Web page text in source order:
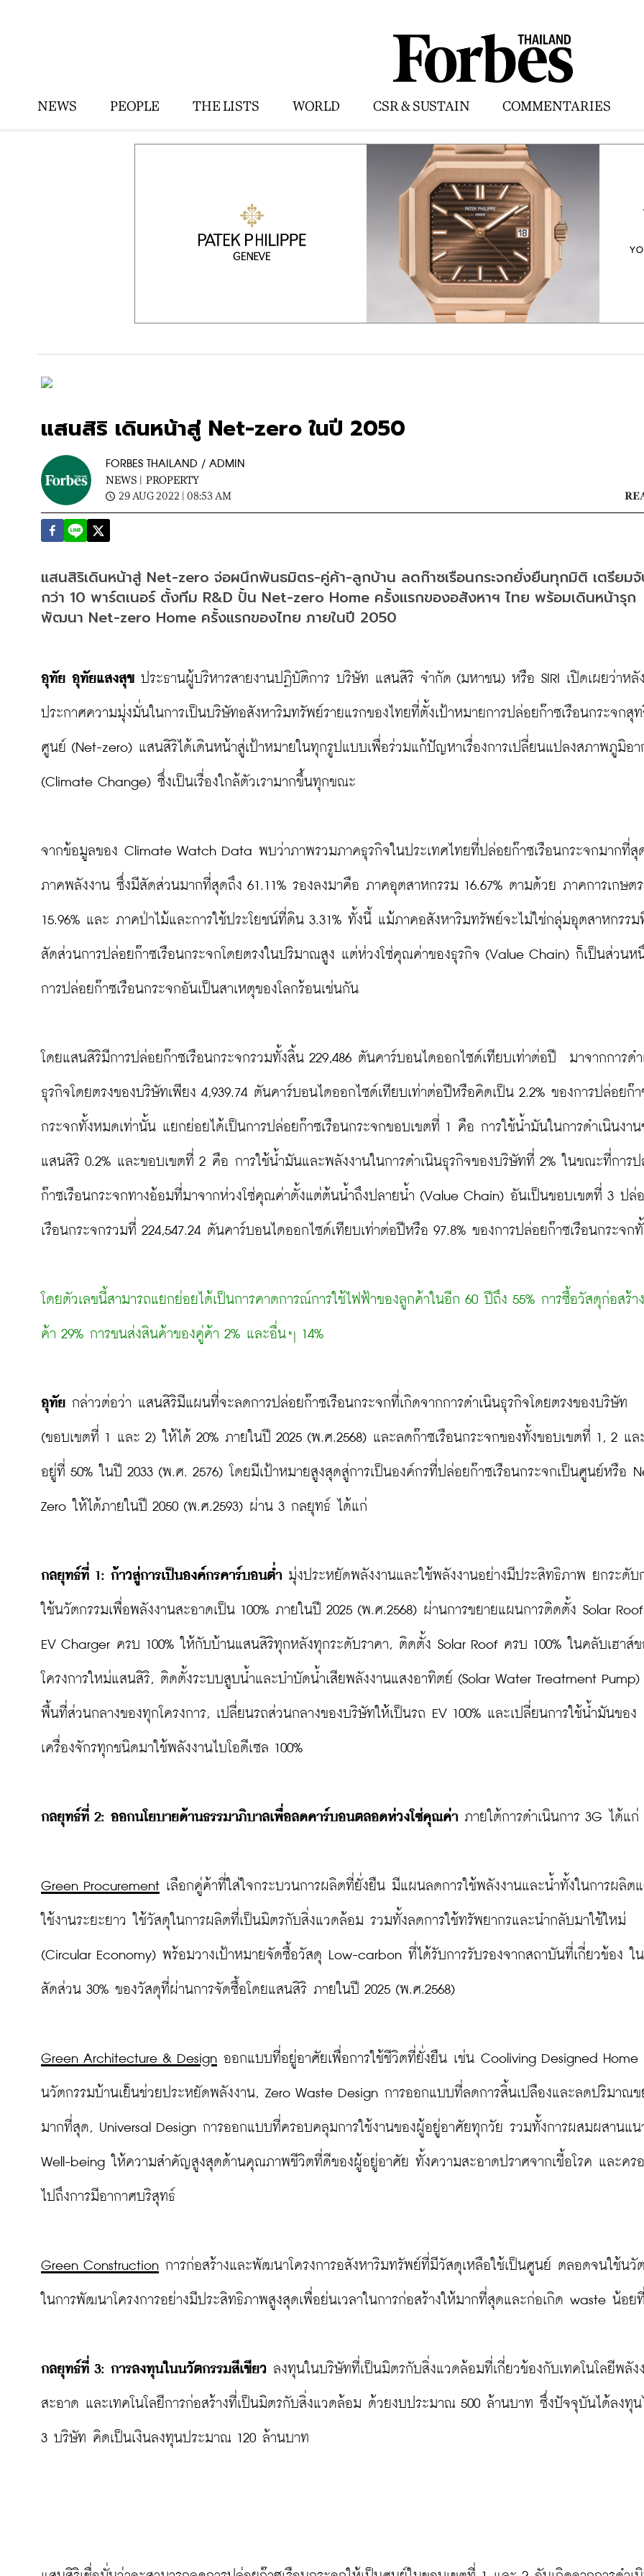
NEWS PEOPLE THE LISTS WORLD CSR & SUSTAIN COMMENTARIES
แสนสิริ เดินหน้าสู่ Net-zero ในปี 2050
FORBES THAILAND / ADMIN
NEWS | PROPERTY
29 AUG 2022 | 08:53 AM
แสนสิริเดินหน้าสู่ Net-zero จ่อผนึกพันธมิตร-คู่ค้า-ลูกบ้าน ลดก๊าซเรือนกระจกยั่งยืนทุกมิติ เตรียม
กว่า 10 พาร์ตเนอร์ ตั้งทีม R&D ปั้น Net-zero Home ครั้งแรกของอสังหาฯ ไทย พร้อมเดินหน้ารุก
พัฒนา Net-zero Home ครั้งแรกของไทย ภายในปี 2050
อุทัย อุทัยแสงสุข ประธานผู้บริหารสายงานปฏิบัติการ บริษัท แสนสิริ จำกัด (มหาชน) หรือ SIRI เปิดเผยว่าหลั
ประกาศความมุ่งมั่นในการเป็นบริษัทอสังหาริมทรัพย์รายแรกของไทยที่ตั้งเป้าหมายการปล่อยก๊าซเรือนกระจกสุ
ศูนย์ (Net-zero) แสนสิริได้เดินหน้าสู่เป้าหมายในทุกรูปแบบเพื่อร่วมแก้ปัญหาเรื่องการเปลี่ยนแปลงสภาพภูมิอา
(Climate Change) ซึ่งเป็นเรื่องใกล้ตัวเรามากขึ้นทุกขณะ
จากข้อมูลของ Climate Watch Data พบว่าภาพรวมภาคธุรกิจในประเทศไทยที่ปล่อยก๊าซเรือนกระจกมากที่
ภาคพลังงาน ซึ่งมีสัดส่วนมากที่สุดถึง 61.11% รองลงมาคือ ภาคอุตสาหกรรม 16.67% ตามด้วย ภาคการเกษตร
15.96% และ ภาคป่าไม้และการใช้ประโยชน์ที่ดิน 3.31% ทั้งนี้ แม้ภาคอสังหาริมทรัพย์จะไม่ใช่กลุ่มอุตสาหกรรม
สัดส่วนการปล่อยก๊าซเรือนกระจกโดยตรงในปริมาณสูง แต่ห่วงโซ่คุณค่าของธุรกิจ (Value Chain) ก็เป็นส่วนห
การปล่อยก๊าซเรือนกระจกอันเป็นสาเหตุของโลกร้อนเช่นกัน
โดยแสนสิริมีการปล่อยก๊าซเรือนกระจกรวมทั้งสิ้น 229,486 ตันคาร์บอนไดออกไซด์เทียบเท่าต่อปี  มาจากการด
ธุรกิจโดยตรงของบริษัทเพียง 4,939.74 ตันคาร์บอนไดออกไซด์เทียบเท่าต่อปีหรือคิดเป็น 2.2% ของการปล่อยก๊า
กระจกทั้งหมดเท่านั้น แยกย่อยได้เป็นการปล่อยก๊าซเรือนกระจกขอบเขตที่ 1 คือ การใช้น้ำมันในการดำเนินงาน
แสนสิริ 0.2% และขอบเขตที่ 2 คือ การใช้น้ำมันและพลังงานในการดำเนินธุรกิจของบริษัทที่ 2% ในขณะที่การป
ก๊าซเรือนกระจกทางอ้อมที่มาจากห่วงโซ่คุณค่าตั้งแต่ต้นน้ำถึงปลายน้ำ (Value Chain) อันเป็นขอบเขตที่ 3 ปล่
เรือนกระจกรวมที่ 224,547.24 ตันคาร์บอนไดออกไซด์เทียบเท่าต่อปีหรือ 97.8% ของการปล่อยก๊าซเรือนกระจก
โดยตัวเลขนี้สามารถแยกย่อยได้เป็นการคาดการณ์การใช้ไฟฟ้าของลูกค้าในอีก 60 ปีถึง 55% การซื้อวัสดุก่อสร้า
ค้า 29% การขนส่งสินค้าของคู่ค้า 2% และอื่นๆ 14%
อุทัย กล่าวต่อว่า แสนสิริมีแผนที่จะลดการปล่อยก๊าซเรือนกระจกที่เกิดจากการดำเนินธุรกิจโดยตรงของบริษัท
(ขอบเขตที่ 1 และ 2) ให้ได้ 20% ภายในปี 2025 (พ.ศ.2568) และลดก๊าซเรือนกระจกของทั้งขอบเขตที่ 1, 2 แล
อยู่ที่ 50% ในปี 2033 (พ.ศ. 2576) โดยมีเป้าหมายสูงสุดสู่การเป็นองค์กรที่ปล่อยก๊าซเรือนกระจกเป็นศูนย์หรือ
Zero ให้ได้ภายในปี 2050 (พ.ศ.2593) ผ่าน 3 กลยุทธ์ ได้แก่
กลยุทธ์ที่ 1: ก้าวสู่การเป็นองค์กรคาร์บอนต่ำ มุ่งประหยัดพลังงานและใช้พลังงานอย่างมีประสิทธิภาพ ยกระดับ
ใช้นวัตกรรมเพื่อพลังงานสะอาดเป็น 100% ภายในปี 2025 (พ.ศ.2568) ผ่านการขยายแผนการติดตั้ง Solar
EV Charger ครบ 100% ให้กับบ้านแสนสิริทุกหลังทุกระดับราคา, ติดตั้ง Solar Roof ครบ 100% ในคลับเฮาส์
โครงการใหม่แสนสิริ, ติดตั้งระบบสูบน้ำและบำบัดน้ำเสียพลังงานแสงอาทิตย์ (Solar Water Treatment
พื้นที่ส่วนกลางของทุกโครงการ, เปลี่ยนรถส่วนกลางของบริษัทให้เป็นรถ EV 100% และเปลี่ยนการใช้น้ำมันของ
เครื่องจักรทุกชนิดมาใช้พลังงานไบโอดีเซล 100%
กลยุทธ์ที่ 2: ออกนโยบายด้านธรรมาภิบาลเพื่อลดคาร์บอนตลอดห่วงโซ่คุณค่า ภายใต้การดำเนินการ 3G ได้แก่
Green Procurement เลือกคู่ค้าที่ใส่ใจกระบวนการผลิตที่ยั่งยืน มีแผนลดการใช้พลังงานและน้ำทั้งในการผลิต
ใช้งานระยะยาว ใช้วัสดุในการผลิตที่เป็นมิตรกับสิ่งแวดล้อม รวมทั้งลดการใช้ทรัพยากรและนำกลับมาใช้ใหม่
(Circular Economy) พร้อมวางเป้าหมายจัดซื้อวัสดุ Low-carbon ที่ได้รับการรับรองจากสถาบันที่เกี่ยวข้อง ใน
สัดส่วน 30% ของวัสดุที่ผ่านการจัดซื้อโดยแสนสิริ ภายในปี 2025 (พ.ศ.2568)
Green Architecture & Design ออกแบบที่อยู่อาศัยเพื่อการใช้ชีวิตที่ยั่งยืน เช่น Cooliving Designed Home
นวัตกรรมบ้านเย็นช่วยประหยัดพลังงาน, Zero Waste Design การออกแบบที่ลดการสิ้นเปลืองและลดปริมาณข
มากที่สุด, Universal Design การออกแบบที่ครอบคลุมการใช้งานของผู้อยู่อาศัยทุกวัย รวมทั้งการผสมผสานแ
Well-being ให้ความสำคัญสูงสุดด้านคุณภาพชีวิตที่ดีของผู้อยู่อาศัย ทั้งความสะอาดปราศจากเชี้อโรค และคร
ไปถึงการมีอากาศบริสุทธ์
Green Construction การก่อสร้างและพัฒนาโครงการอสังหาริมทรัพย์ที่มีวัสดุเหลือใช้เป็นศูนย์ ตลอดจนใช้นวั
ในการพัฒนาโครงการอย่างมีประสิทธิภาพสูงสุดเพื่อย่นเวลาในการก่อสร้างให้มากที่สุดและก่อเกิด waste น้อย
กลยุทธ์ที่ 3: การลงทุนในนวัตกรรมสีเขียว ลงทุนในบริษัทที่เป็นมิตรกับสิ่งแวดล้อมที่เกี่ยวข้องกับเทคโนโลยีพลัง
สะอาด และเทคโนโลยีการก่อสร้างที่เป็นมิตรกับสิ่งแวดล้อม ด้วยงบประมาณ 500 ล้านบาท ซึ่งปัจจุบันได้ลงทุน
3 บริษัท คิดเป็นเงินลงทุนประมาณ 120 ล้านบาท